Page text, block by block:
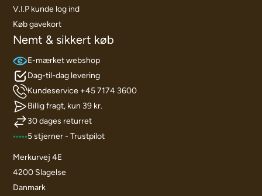
V.I.P kunde log ind
Køb gavekort
Nemt & sikkert køb
E-mærket webshop
Dag-til-dag levering
Kundeservice +45 7174 3600
Billig fragt, kun 39 kr.
30 dages returret
5 stjerner - Trustpilot
Merkurvej 4E
4200 Slagelse
Danmark